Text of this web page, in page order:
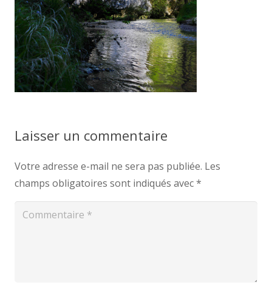
Laisser un commentaire
Votre adresse e-mail ne sera pas publiée. Les
champs obligatoires sont indiqués avec*